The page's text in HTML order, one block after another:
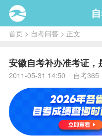
首页> 自考问答> 正文
安徽自考补办准考证，
2011-05-31 14:50 自考365